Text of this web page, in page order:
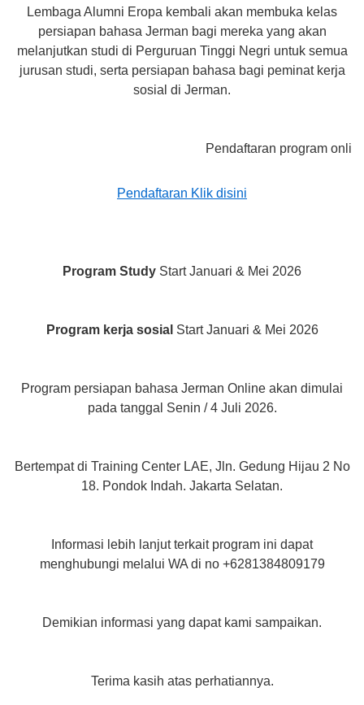
Lembaga Alumni Eropa kembali akan membuka kelas
persiapan bahasa Jerman bagi mereka yang akan
melanjutkan studi di Perguruan Tinggi Negri untuk semua
jurusan studi, serta persiapan bahasa bagi peminat kerja
sosial di Jerman.
Pendaftaran program online
Pendaftaran Klik disini
Program Study Start Januari & Mei 2026
Program kerja sosial Start Januari & Mei 2026
Program persiapan bahasa Jerman Online akan dimulai
pada tanggal Senin / 4 Juli 2026.
Bertempat di Training Center LAE, Jln. Gedung Hijau 2 No
18. Pondok Indah. Jakarta Selatan.
Informasi lebih lanjut terkait program ini dapat
menghubungi melalui WA di no +6281384809179
Demikian informasi yang dapat kami sampaikan.
Terima kasih atas perhatiannya.